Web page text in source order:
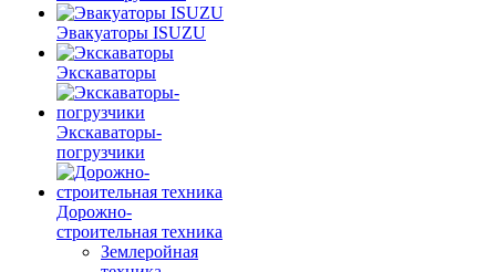
Эвакуаторы ISUZU
Экскаваторы
Экскаваторы-
погрузчики
Дорожно-
строительная техника
Землеройная